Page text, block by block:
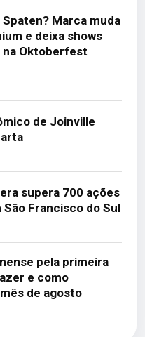
Marca muda
e deixa shows
na Oktoberfest
de Joinville
supera 700 ações
Francisco do Sul
pela primeira
e como
de agosto